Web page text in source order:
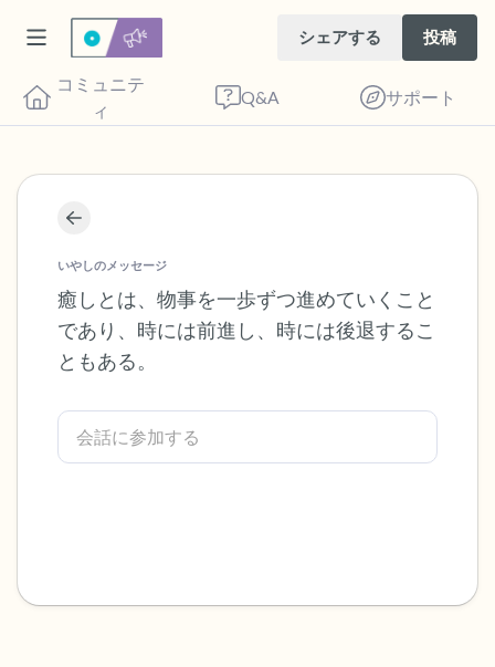
シェアする 投稿
コミュニテ
ィ
Q&A サポート
いやしのメッセージ
癒しとは、物事を一歩ずつ進めていくこと
であり、時には前進し、時には後退するこ
ともある。
座り心地の良い場所を見つけてください。
目を軽く閉じて、深呼吸を数回します。鼻
から息を吸い（3つ数え）、口から息を吐
きます（3つ数え）。さあ、目を開けて周
りを見回してください。以下のことを声に
見えるもの5つ（部屋の中と窓の外を見る